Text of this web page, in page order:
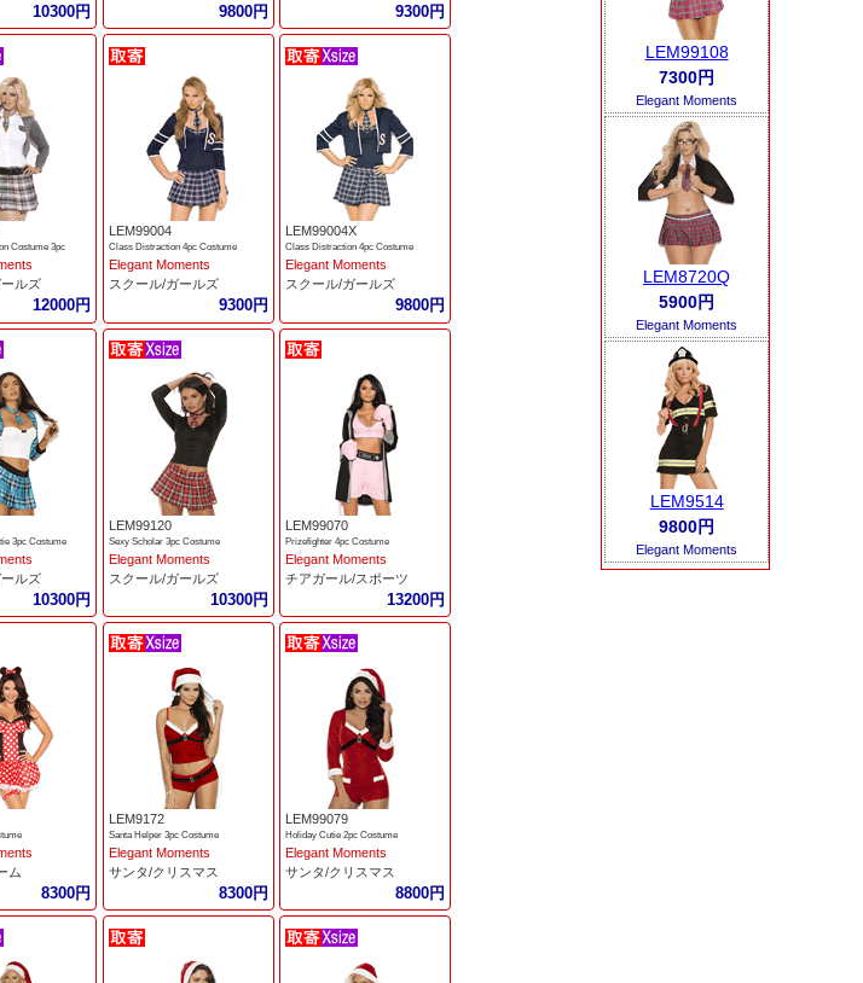
10300円 9800円 9300円
Costume 3pc
ルズ
12000円
LEM99004
Class Distraction 4pc Costume
Elegant Moments
スクール/ガールズ
9300円
LEM99004X
Class Distraction 4pc Costume
Elegant Moments
スクール/ガールズ
9800円
3pc Costume
ルズ
10300円
LEM99120
Sexy Scholar 3pc Costume
Elegant Moments
スクール/ガールズ
10300円
LEM99070
Prizefighter 4pc Costume
Elegant Moments
チアガール/スポーツ
13200円
ム
8300円
LEM9172
Santa Helper 3pc Costume
Elegant Moments
サンタ/クリスマス
8300円
LEM99079
Holiday Cutie 2pc Costume
Elegant Moments
サンタ/クリスマス
8800円
LEM99108
7300円
Elegant Moments
LEM8720Q
5900円
Elegant Moments
LEM9514
9800円
Elegant Moments